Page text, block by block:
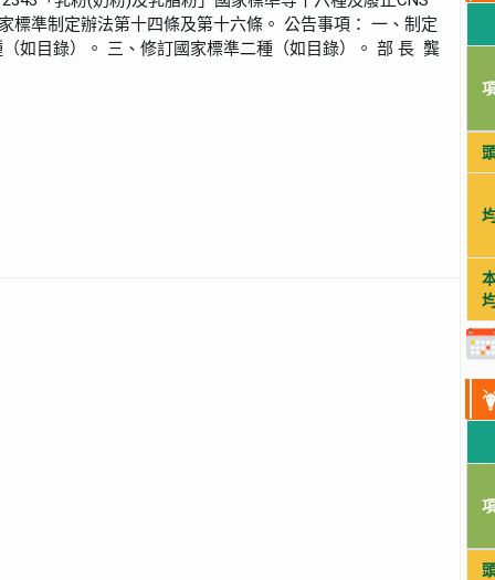
準制定辦法第十四條及第十六條。 公告事項： 一、制定
如目錄）。 三、修訂國家標準二種（如目錄）。 部 長 龔